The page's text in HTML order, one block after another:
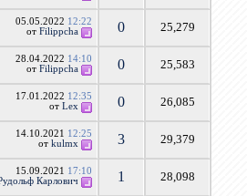
05.05.2022 12:22
отFilippcha 0 25,279
28.04.2022 14:10
отFilippcha 0 25,583
17.01.2022 12:35
отLex 0 26,085
14.10.2021 12:25
отkulmx 3 29,379
15.09.2021 17:10
Карлович 1 28,098